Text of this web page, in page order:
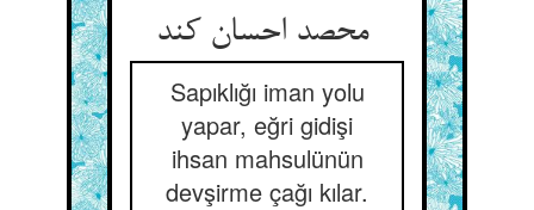
محصد احسان کند
Sapıklığı iman yolu
yapar, eğri gidişi
ihsan mahsulünün
devşirme çağı kılar.